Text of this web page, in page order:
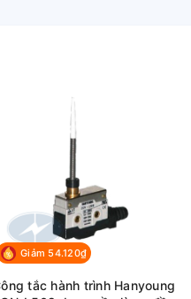
Giảm 54.120₫
tắc hành trình Hanyoung